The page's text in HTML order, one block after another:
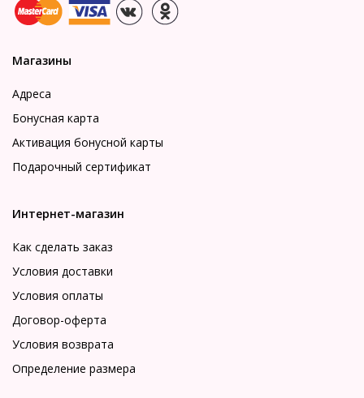
Магазины
Адреса
Бонусная карта
Активация бонусной карты
Подарочный сертификат
Интернет-магазин
Как сделать заказ
Условия доставки
Условия оплаты
Договор-оферта
Условия возврата
Определение размера